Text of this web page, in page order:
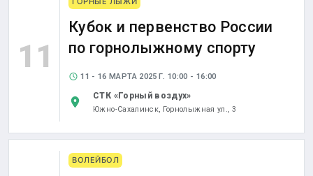
11
Кубок и первенство России
по горнолыжному спорту
11 - 16 МАРТА 2025 Г. 10:00 - 16:00
СТК «Горный воздух»
Южно-Сахалинск, Горнолыжная ул., 3
ВОЛЕЙБОЛ